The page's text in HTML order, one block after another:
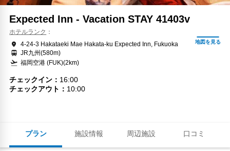
プラン 施設情報 周辺施設 口コミ
Expected Inn - Vacation STAY 41403v
ホテルランク
4-24-3 Hakataeki Mae Hakata-ku Expected Inn, Fukuoka
JR九州(580m)
福岡空港 (FUK)(2km)
チェックイン
16:00
チェックアウト
10:00